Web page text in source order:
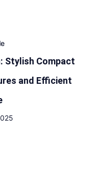
Stylish Compact
and Efficient